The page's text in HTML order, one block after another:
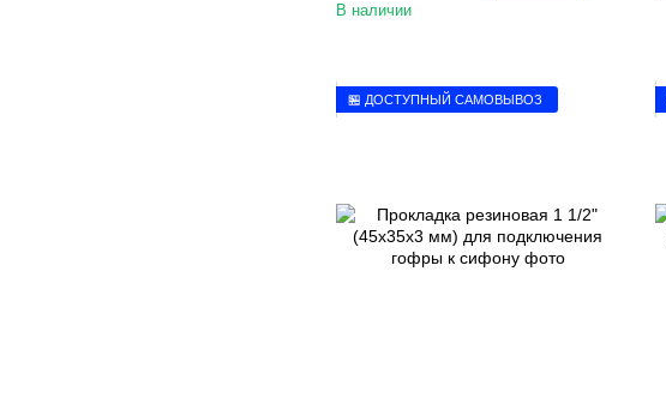
В наличии
🏪 ДОСТУПНЫЙ САМОВЫВОЗ